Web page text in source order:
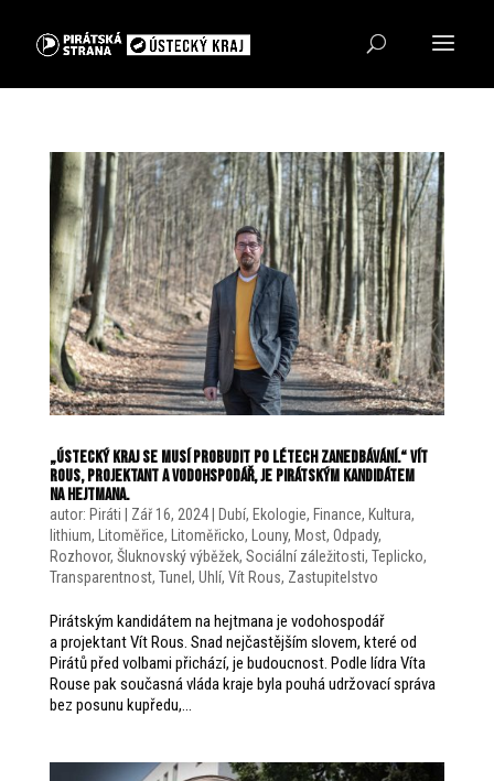
„ústecký kraj se musí probudit po létech zanedbávání.“ Vít
Rous, projektant a vodohspodář, je pirátským kandidátem
na hejtmana.
autor: Piráti Zář 16, 2024| Dubí, Ekologie, Finance, Kultura,
lithium, Litoměřice, Litoměřicko, Louny, Most, Odpady,
Rozhovor, Šluknovský výběžek, Sociální záležitosti, Teplicko,
Transparentnost, Tunel , Uhlí, Vít Rous, Zastupitelstvo
Pirátským kandidátem na hejtmana je vodohospodář
a projektant Vít Rous. Snad nejčastějším slovem, které od
Pirátů před volbami přichází, je budoucnost. Podle lídra Víta
Rouse pak současná vláda kraje byla pouhá udržovací správa
bez posunu kupředu,...